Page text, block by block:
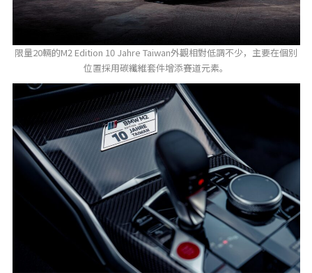
限量20輛的M2 Edition 10 Jahre Taiwan外觀相對低調不少，主要在個別
位置採用碳纖維套件增添賽道元素。